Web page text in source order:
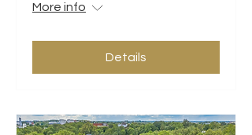
More info
Details